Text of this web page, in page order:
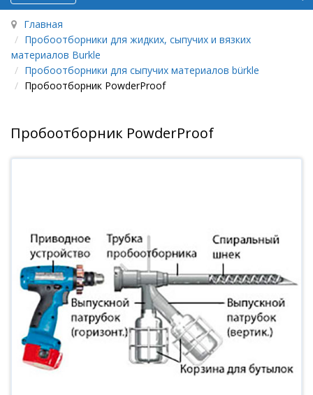
Главная
Пробоотборники для жидких, сыпучих и вязких
материалов Burkle
Пробоотборники для сыпучих материалов bürkle
Пробоотборник PowderProof
Пробоотборник PowderProof